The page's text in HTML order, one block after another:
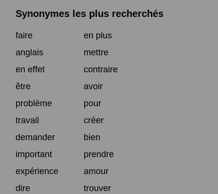
Synonymes les plus recherchés
faire
en plus
anglais
mettre
en effet
contraire
être
avoir
problème
pour
travail
créer
demander
bien
important
prendre
expérience
amour
dire
trouver